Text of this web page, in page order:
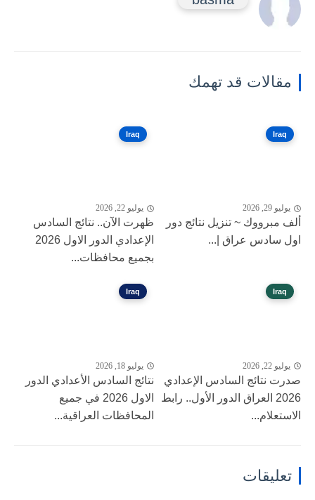
مقالات قد تهمك
Iraq
يوليو 29, 2026
ألف مبرووك ~ تنزيل نتائج دور
اول سادس عراق |...
Iraq
يوليو 22, 2026
ظهرت الآن.. نتائج السادس
الإعدادي الدور الاول 2026
بجميع محافظات...
Iraq
يوليو 22, 2026
صدرت نتائج السادس الإعدادي
2026 العراق الدور الأول.. رابط
الاستعلام...
Iraq
يوليو 18, 2026
نتائج السادس الأعدادي الدور
الاول 2026 في جميع
المحافظات العراقية...
تعليقات